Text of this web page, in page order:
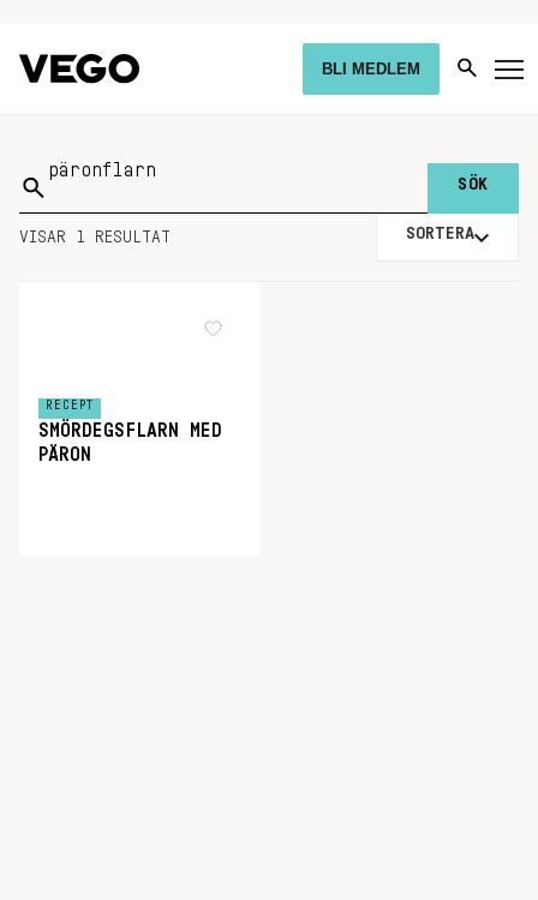
BLI MEDLEM
Sök
på:
VISAR 1 RESULTAT SORTERA
RECEPT
SMÖRDEGSFLARN MED
PÄRON